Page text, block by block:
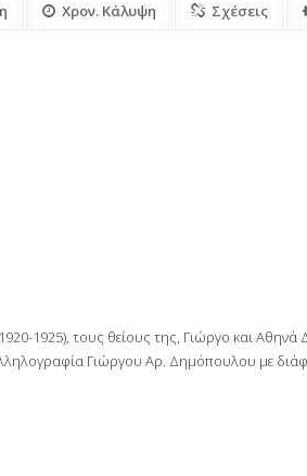
Χρον. Κάλυψη Σχέσεις
1925), τους θείους της, Γιώργο και
Γιώργου Αρ. Δημόπουλου με